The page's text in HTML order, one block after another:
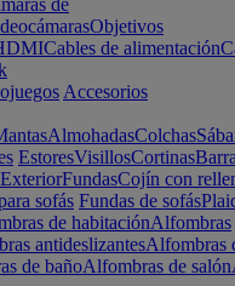
de
Objetivos
Cables de alimentación
Accesorios
AlmohadasColchas
EstoresVisillosCortinas
ExteriorFundasCojín con
sofás Fundas de sofás
de habitaciónAlfombras
antideslizantesAlfombras
de bañoAlfombras de salón